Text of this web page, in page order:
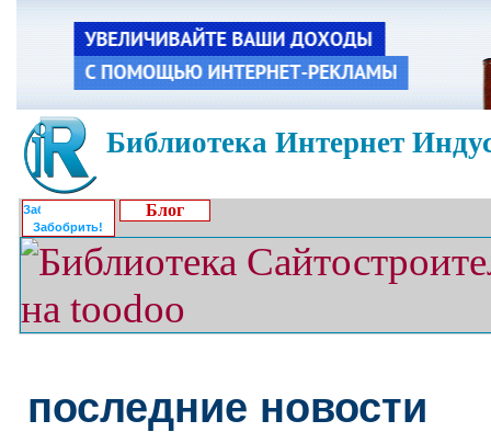
Библиотека Интернет
Забобрить!
Блог
последние новости